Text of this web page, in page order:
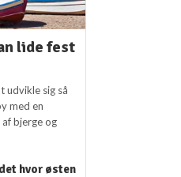
lide fest
udvikle sig så
med en
bjerge og
hvor østen